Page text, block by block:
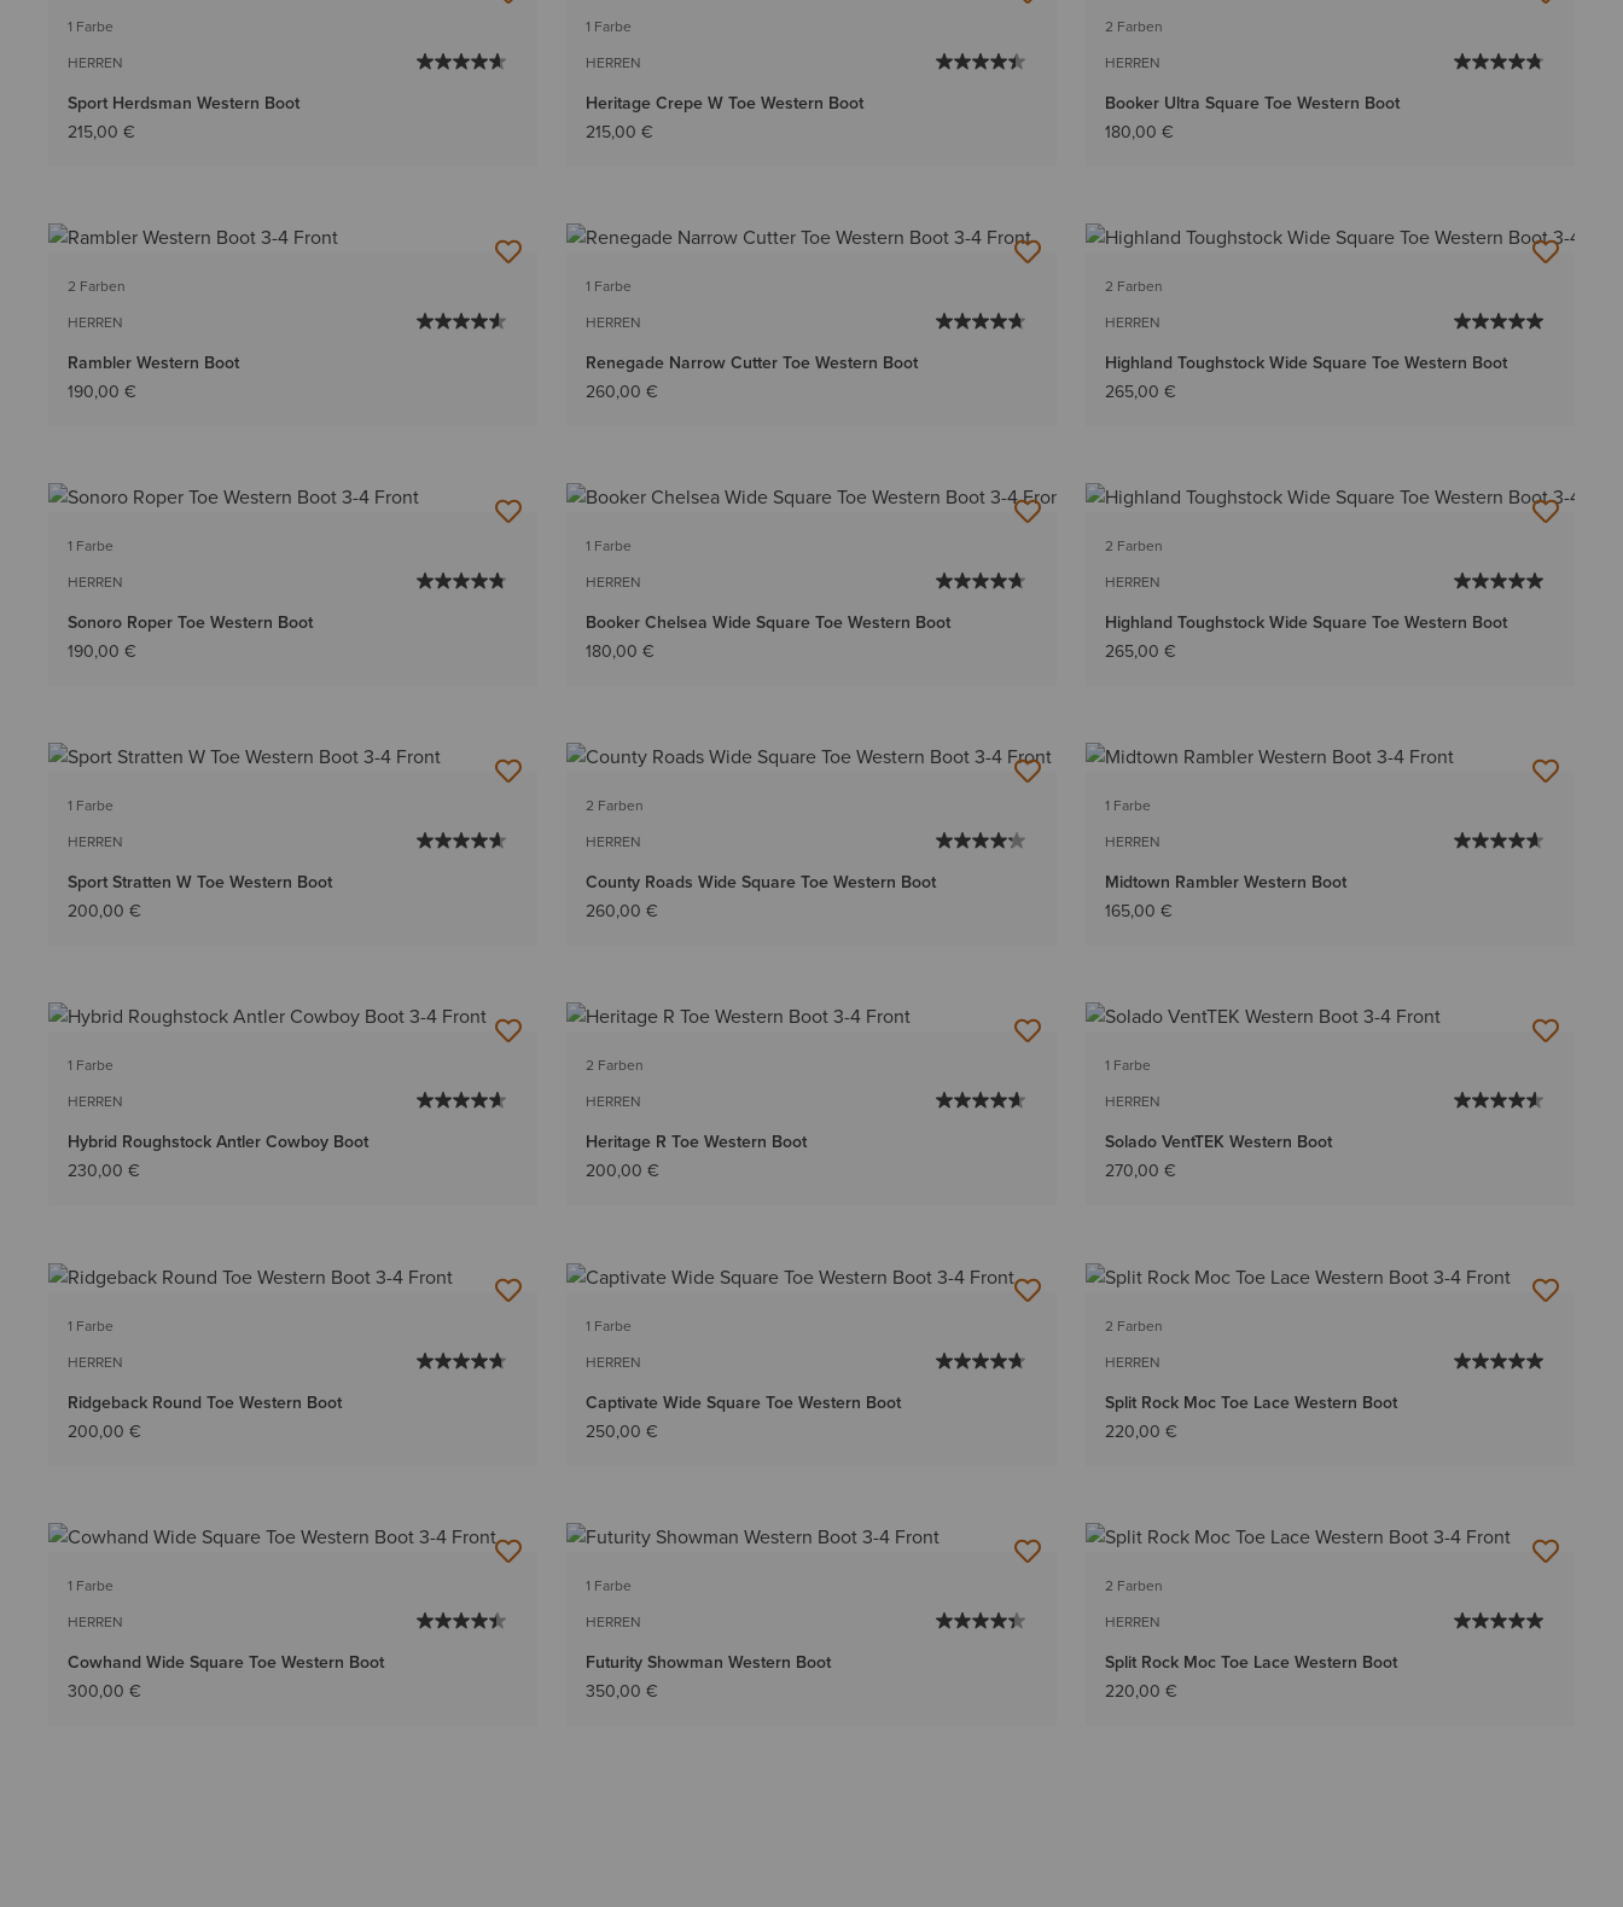
1 Farbe
HERREN
Sport Herdsman Western Boot
215,00 €
1 Farbe
HERREN
Heritage Crepe W Toe Western Boot
215,00 €
2 Farben
HERREN
Booker Ultra Square Toe Western Boot
180,00 €
2 Farben
HERREN
Rambler Western Boot
190,00 €
1 Farbe
HERREN
Renegade Narrow Cutter Toe Western Boot
260,00 €
2 Farben
HERREN
Highland Toughstock Wide Square Toe Western Boot
265,00 €
1 Farbe
HERREN
Sonoro Roper Toe Western Boot
190,00 €
1 Farbe
HERREN
Booker Chelsea Wide Square Toe Western Boot
180,00 €
2 Farben
HERREN
Highland Toughstock Wide Square Toe Western Boot
265,00 €
1 Farbe
HERREN
Sport Stratten W Toe Western Boot
200,00 €
2 Farben
HERREN
County Roads Wide Square Toe Western Boot
260,00 €
1 Farbe
HERREN
Midtown Rambler Western Boot
165,00 €
1 Farbe
HERREN
Hybrid Roughstock Antler Cowboy Boot
230,00 €
2 Farben
HERREN
Heritage R Toe Western Boot
200,00 €
1 Farbe
HERREN
Solado VentTEK Western Boot
270,00 €
1 Farbe
HERREN
Ridgeback Round Toe Western Boot
200,00 €
1 Farbe
HERREN
Captivate Wide Square Toe Western Boot
250,00 €
2 Farben
HERREN
Split Rock Moc Toe Lace Western Boot
220,00 €
1 Farbe
HERREN
Cowhand Wide Square Toe Western Boot
300,00 €
1 Farbe
HERREN
Futurity Showman Western Boot
350,00 €
2 Farben
HERREN
Split Rock Moc Toe Lace Western Boot
220,00 €